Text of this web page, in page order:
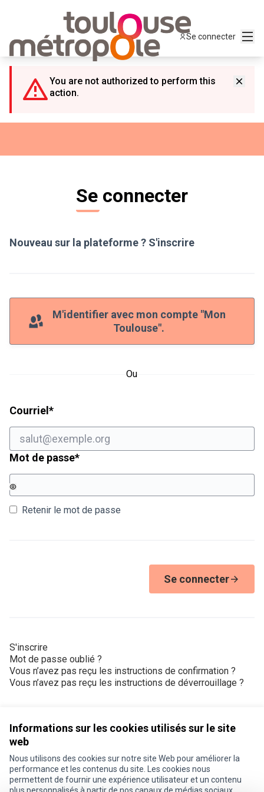
Informations sur les cookies utilisés sur le site
web
Nous utilisons des cookies sur notre site Web pour améliorer la
performance et les contenus du site. Les cookies nous
permettent de fournir une expérience utilisateur et un contenu
Se connecter
You are not authorized to perform this
action.
Se connecter
Nouveau sur la plateforme ? S'inscrire
M'identifier avec mon compte "Mon
Toulouse".
Ou
Courriel *Champ obligatoire
Mot de passe*Champ obligatoire
Retenir le mot de passe
Se connecter
S'inscrire
Mot de passe oublié ?
Vous n’avez pas reçu les instructions de confirmation ?
Vous n’avez pas reçu les instructions de déverrouillage ?
Conditions d'utilisation
Paramètres des cookies
Je participe ! sur X
Je participe ! sur Facebook
Je participe ! sur Instagram